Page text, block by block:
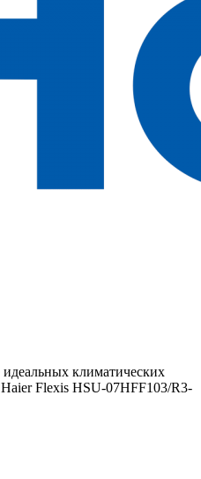
идеальных климатических
Flexis HSU-07HFF103/R3-